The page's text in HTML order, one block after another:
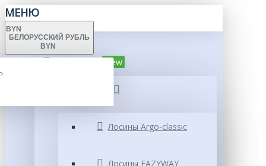
МЕНЮ
BYN
БЕЛОРУССКИЙ РУБЛЬ
BYN
New
Лосины Argo-classic
Лосины EAZYWAY